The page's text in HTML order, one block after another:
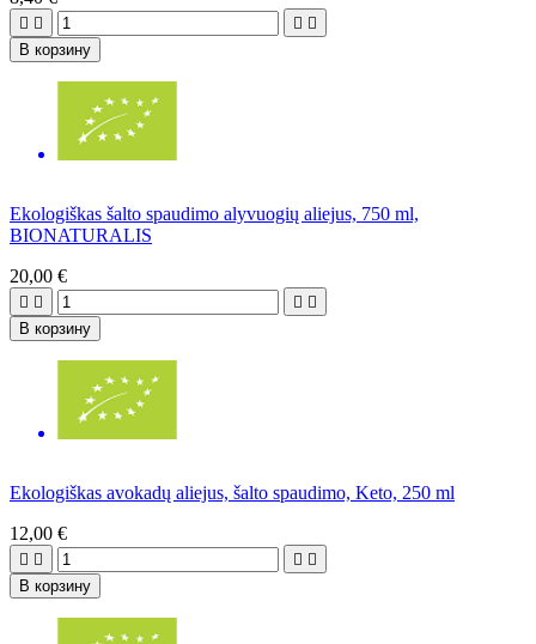
   
В корзину
Ekologiškas šalto spaudimo alyvuogių aliejus, 750 ml,
BIONATURALIS
20,00 €
   
В корзину
Ekologiškas avokadų aliejus, šalto spaudimo, Keto, 250 ml
12,00 €
   
В корзину